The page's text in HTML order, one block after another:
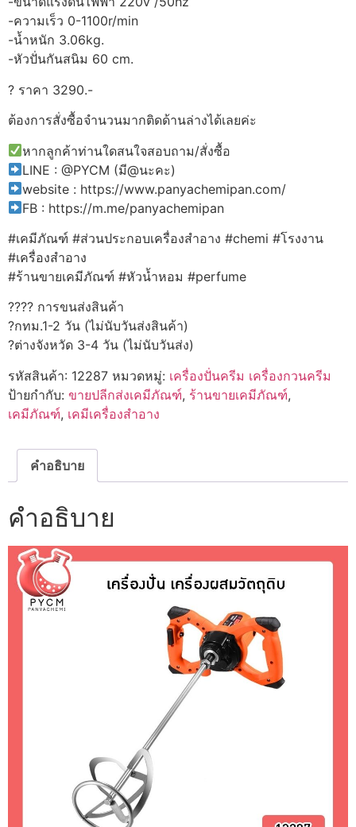
-ความเร็ว 0-1100r/min
-น้ำหนัก 3.06kg.
-หัวปั่นกันสนิม 60 cm.
? ราคา 3290.-
ต้องการสั่งซื้อจำนวนมากติดด้านล่างได้เลยค่ะ
หากลูกค้าท่านใดสนใจสอบถาม/สั่งซื้อ
LINE : @PYCM (มี@นะคะ)
website : https://www.panyachemipan.com/
FB : https://m.me/panyachemipan
#เคมีภัณฑ์ #ส่วนประกอบเครื่องสำอาง #chemi #โรงงาน
#เครื่องสำอาง
#ร้านขายเคมีภัณฑ์ #หัวน้ำหอม #perfume
???? การขนส่งสินค้า
?กทม.1-2 วัน (ไม่นับวันส่งสินค้า)
?ต่างจังหวัด 3-4 วัน (ไม่นับวันส่ง)
รหัสสินค้า: 12287 หมวดหมู่: เครื่องปั่นครีม เครื่องกวนครีม
ป้ายกำกับ: ขายปลีกส่งเคมีภัณฑ์, ร้านขายเคมีภัณฑ์,
เคมีภัณฑ์, เคมีเครื่องสำอาง
คำอธิบาย
คำอธิบาย